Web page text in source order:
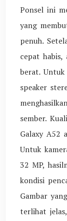
Ponsel ini
yang
penuh.
cepat habis,
berat.
speaker
sember.
Galaxy A52
Untuk
32 MP,
kondisi
Gambar
terlihat